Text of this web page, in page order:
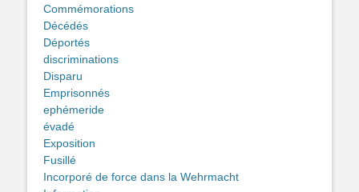
Commémorations
Décédés
Déportés
discriminations
Disparu
Emprisonnés
ephémeride
évadé
Exposition
Fusillé
Incorporé de force dans la Wehrmacht